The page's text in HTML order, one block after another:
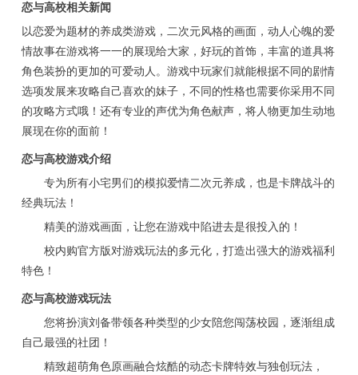
恋与高校相关新闻
以恋爱为题材的养成类游戏，二次元风格的画面，动人心魄的爱
情故事在游戏将一一的展现给大家，好玩的首饰，丰富的道具将
角色装扮的更加的可爱动人。游戏中玩家们就能根据不同的剧情
选项发展来攻略自己喜欢的妹子，不同的性格也需要你采用不同
的攻略方式哦！还有专业的声优为角色献声，将人物更加生动地
展现在你的面前！
恋与高校游戏介绍
专为所有小宅男们的模拟爱情二次元养成，也是卡牌战斗的
经典玩法！
精美的游戏画面，让您在游戏中陷进去是很投入的！
校内购官方版对游戏玩法的多元化，打造出强大的游戏福利
特色！
恋与高校游戏玩法
您将扮演刘备带领各种类型的少女陪您闯荡校园，逐渐组成
自己最强的社团！
精致超萌角色原画融合炫酷的动态卡牌特效与独创玩法，